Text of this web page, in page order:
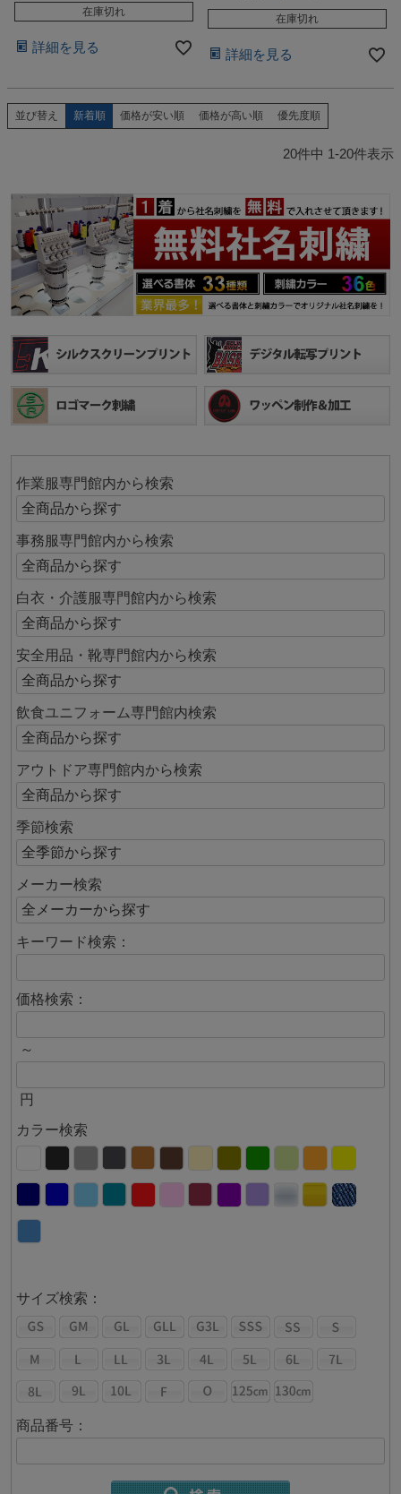
在庫切れ
詳細を見る
在庫切れ
詳細を見る
並び替え 新着順 価格が安い順 価格が高い順 優先度順
20件中 1-20件表示
作業服専門館内から検索
事務服専門館内から検索
白衣・介護服専門館内から検索
安全用品・靴専門館内から検索
飲食ユニフォーム専門館内検索
アウトドア専門館内から検索
季節検索
メーカー検索
キーワード検索：
価格検索：
～
円
カラー検索
サイズ検索：
商品番号：